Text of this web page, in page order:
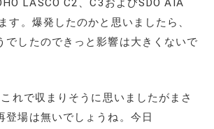
LASCO C2、C3およびSDO AIA
す。爆発したのかと思いましたら、
でしたのできっと影響は大きくないで
れで収まりそうに思いましたがまさ
登場は無いでしょうね。今日